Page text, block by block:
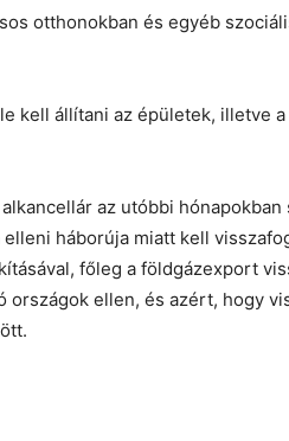
otthonokban és egyéb
kell állítani az épületek, illetve
az utóbbi hónapokban
háborúja miatt kell
főleg a földgázexport
országok ellen, és azért, hogy